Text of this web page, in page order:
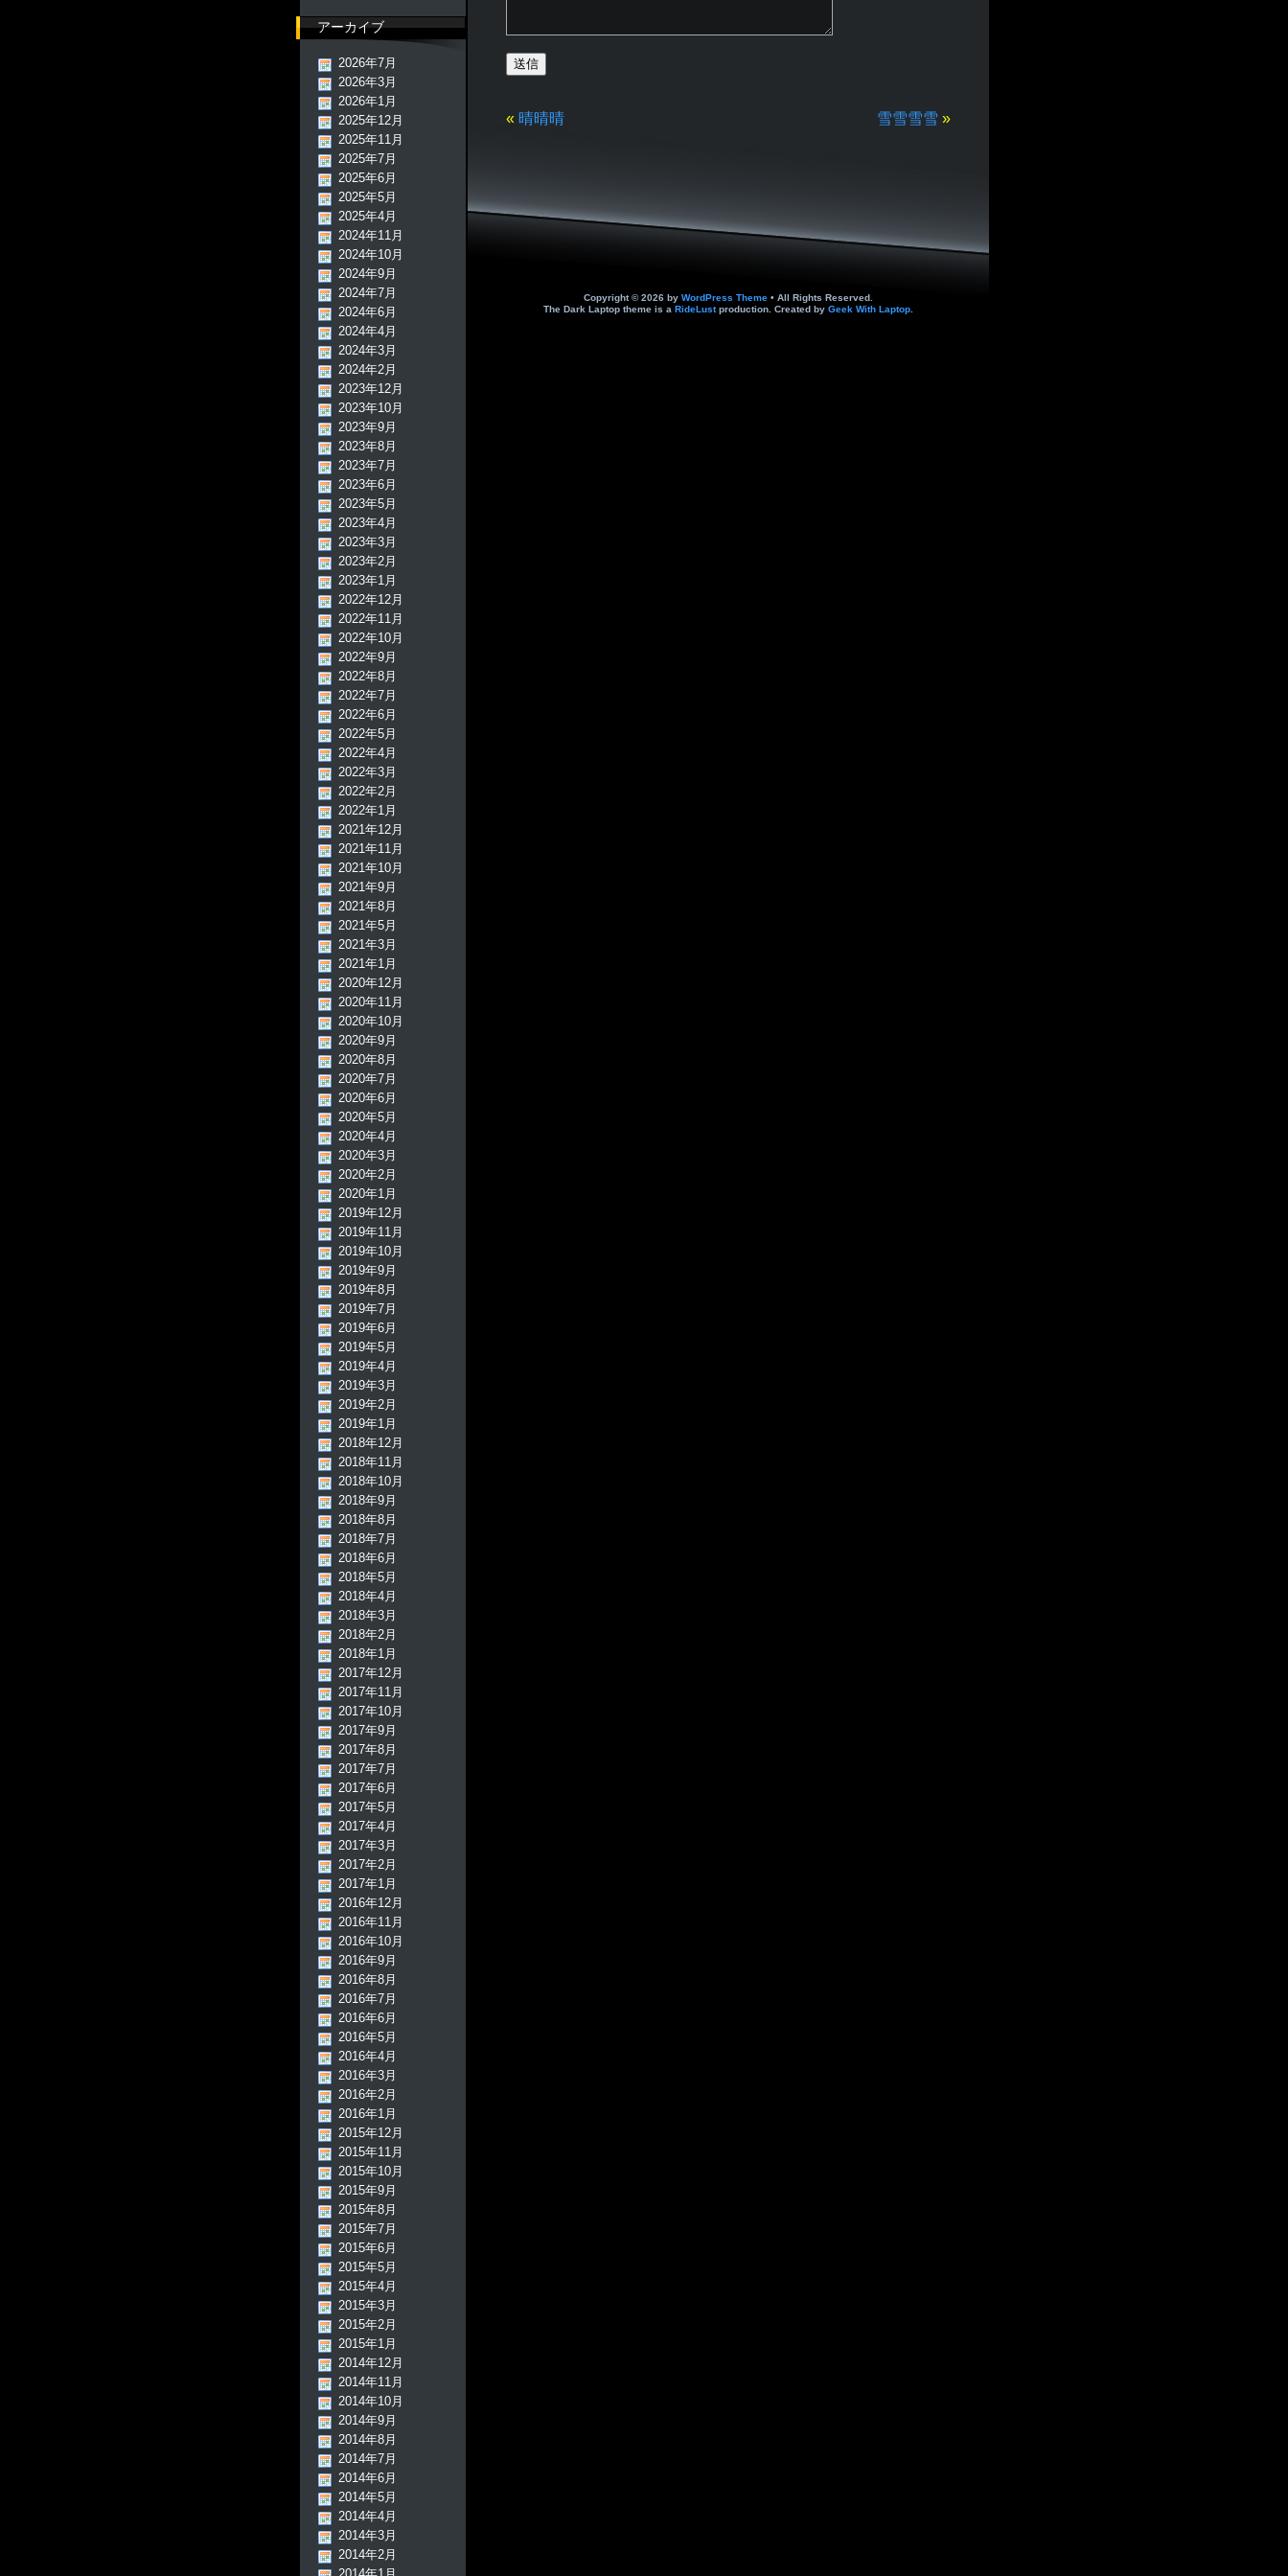
« 晴晴晴 雪雪雪雪 »
Copyright © 2026 by WordPress Theme • All Rights Reserved.
The Dark Laptop theme is a RideLustproduction. Created by Geek With Laptop
アーカイブ
2026年7月
2026年3月
2026年1月
2025年12月
2025年11月
2025年7月
2025年6月
2025年5月
2025年4月
2024年11月
2024年10月
2024年9月
2024年7月
2024年6月
2024年4月
2024年3月
2024年2月
2023年12月
2023年10月
2023年9月
2023年8月
2023年7月
2023年6月
2023年5月
2023年4月
2023年3月
2023年2月
2023年1月
2022年12月
2022年11月
2022年10月
2022年9月
2022年8月
2022年7月
2022年6月
2022年5月
2022年4月
2022年3月
2022年2月
2022年1月
2021年12月
2021年11月
2021年10月
2021年9月
2021年8月
2021年5月
2021年3月
2021年1月
2020年12月
2020年11月
2020年10月
2020年9月
2020年8月
2020年7月
2020年6月
2020年5月
2020年4月
2020年3月
2020年2月
2020年1月
2019年12月
2019年11月
2019年10月
2019年9月
2019年8月
2019年7月
2019年6月
2019年5月
2019年4月
2019年3月
2019年2月
2019年1月
2018年12月
2018年11月
2018年10月
2018年9月
2018年8月
2018年7月
2018年6月
2018年5月
2018年4月
2018年3月
2018年2月
2018年1月
2017年12月
2017年11月
2017年10月
2017年9月
2017年8月
2017年7月
2017年6月
2017年5月
2017年4月
2017年3月
2017年2月
2017年1月
2016年12月
2016年11月
2016年10月
2016年9月
2016年8月
2016年7月
2016年6月
2016年5月
2016年4月
2016年3月
2016年2月
2016年1月
2015年12月
2015年11月
2015年10月
2015年9月
2015年8月
2015年7月
2015年6月
2015年5月
2015年4月
2015年3月
2015年2月
2015年1月
2014年12月
2014年11月
2014年10月
2014年9月
2014年8月
2014年7月
2014年6月
2014年5月
2014年4月
2014年3月
2014年2月